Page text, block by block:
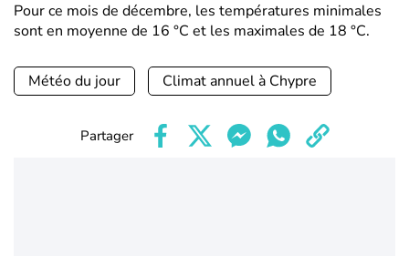
Pour ce mois de décembre, les températures minimales
sont en moyenne de 16 °C et les maximales de 18 °C.
Météo du jour Climat annuel à Chypre
Partager